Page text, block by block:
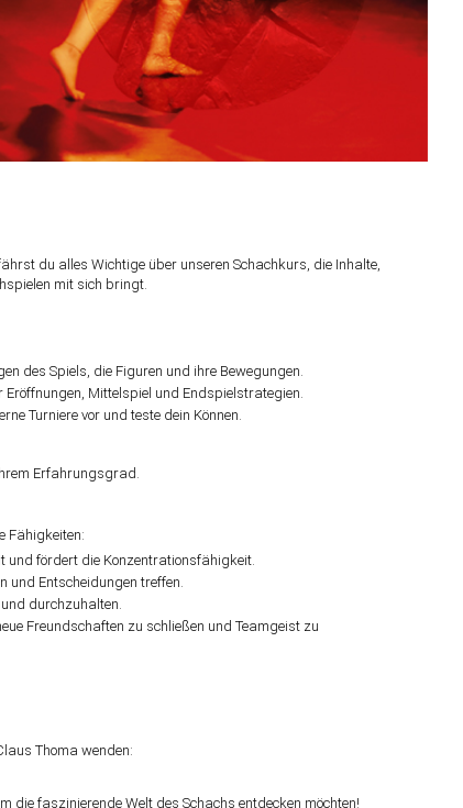
du alles Wichtige über unseren Schachkurs, die Inhalte,
mit sich bringt.
des Spiels, die Figuren und ihre Bewegungen.
Mittelspiel und Endspielstrategien.
Turniere vor und teste dein Können.
Erfahrungsgrad.
Fähigkeiten:
und fördert die Konzentrationsfähigkeit.
und Entscheidungen treffen.
durchzuhalten.
Freundschaften zu schließen und Teamgeist zu
Thoma wenden:
die faszinierende Welt des Schachs entdecken möchten!